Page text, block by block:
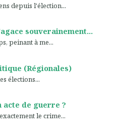
depuis l'élection...
souverainement...
peinant à me...
(Régionales)
élections...
acte de guerre ?
le crime...